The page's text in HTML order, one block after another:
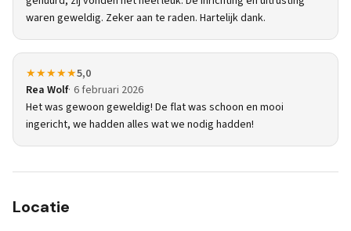
waren geweldig. Zeker aan te raden. Hartelijk dank.
★★★★★5,0
Rea Wolf 6 februari 2026
Het was gewoon geweldig! De flat was schoon en mooi
ingericht, we hadden alles wat we nodig hadden!
Locatie